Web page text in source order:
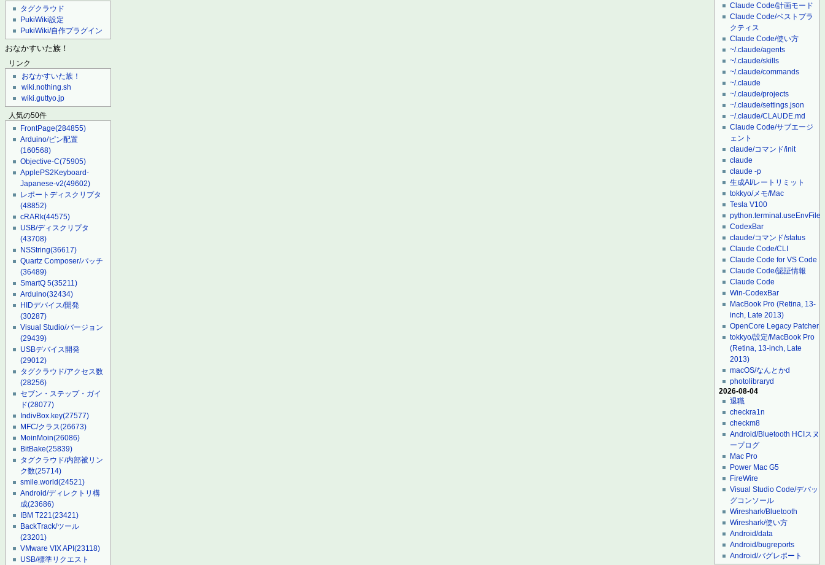
タグクラウド
PukiWiki設定
PukiWiki/自作プラグイン
おなかすいた族！
リンク
おなかすいた族！
wiki.nothing.sh
wiki.guttyo.jp
人気の50件
FrontPage(284855)
Arduino/ピン配置
(160568)
Objective-C(75905)
ApplePS2Keyboard-
Japanese-v2(49602)
レポートディスクリプタ
(48852)
cRARk(44575)
USB/ディスクリプタ
(43708)
NSString(36617)
Quartz Composer/パッチ
(36489)
SmartQ 5(35211)
Arduino(32434)
HIDデバイス/開発
(30287)
Visual Studio/バージョン
(29439)
USBデバイス開発
(29012)
タグクラウド/アクセス数
(28256)
セブン・ステップ・ガイ
ド(28077)
IndivBox.key(27577)
MFC/クラス(26673)
MoinMoin(26086)
BitBake(25839)
タグクラウド/内部被リン
ク数(25714)
smile.world(24521)
Android/ディレクトリ構
成(23686)
IBM T221(23421)
BackTrack/ツール
(23201)
VMware VIX API(23118)
USB/標準リクエスト
Claude Code/計画モード
Claude Code/ベストプラ
クティス
Claude Code/使い方
~/.claude/agents
~/.claude/skills
~/.claude/commands
~/.claude
~/.claude/projects
~/.claude/settings.json
~/.claude/CLAUDE.md
Claude Code/サブエージ
ェント
claude/コマンド/init
claude
claude -p
生成AI/レートリミット
tokkyo/メモ/Mac
Tesla V100
python.terminal.useEnvFile
CodexBar
claude/コマンド/status
Claude Code/CLI
Claude Code for VS Code
Claude Code/認証情報
Claude Code
Win-CodexBar
MacBook Pro (Retina, 13-
inch, Late 2013)
OpenCore Legacy Patcher
tokkyo/設定/MacBook Pro
(Retina, 13-inch, Late
2013)
macOS/なんとかd
photolibraryd
2026-08-04
退職
checkra1n
checkm8
Android/Bluetooth HCIスヌ
ープログ
Mac Pro
Power Mac G5
FireWire
Visual Studio Code/デバッ
グコンソール
Wireshark/Bluetooth
Wireshark/使い方
Android/data
Android/bugreports
Android/バグレポート